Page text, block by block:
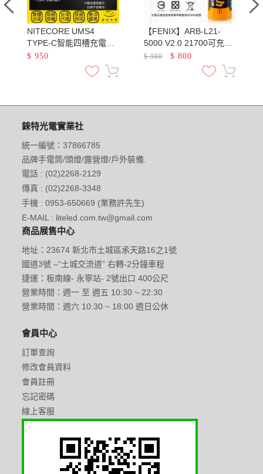
NITECORE UMS4
TYPE-C智能四槽充電器
QC3.0快充 18650 21700
鋰電池 AA AAA 鎳氫
$ 950
【FENIX】ARB-L21-
5000 V2.0 21700可充電
鋰電池 容量5000mAh 最
$980 $ 800
錸特光電實業社
統一編號：37866785
品牌手電筒/頭燈/露營燈/戶外裝備.
電話 : (02)2268-2129
傳真 : (02)2268-3348
手機 : 0953-650669 (業務許先生)
E-MAIL : liteled.com.tw@gmail.com
商品展售中心
地址：23674 新北市土城區承天路16之1號
國道3號 –“土城交流道” 右轉-2分鐘車程
捷運：板南線- 永寧站- 2號出口 400公尺
營業時間：週一 至 週五 10:30 ~ 22:30
營業時間：週六 10:30 ~ 18:00 週日公休
會員中心
訂單查詢
修改會員資料
會員註冊
忘記密碼
線上客服